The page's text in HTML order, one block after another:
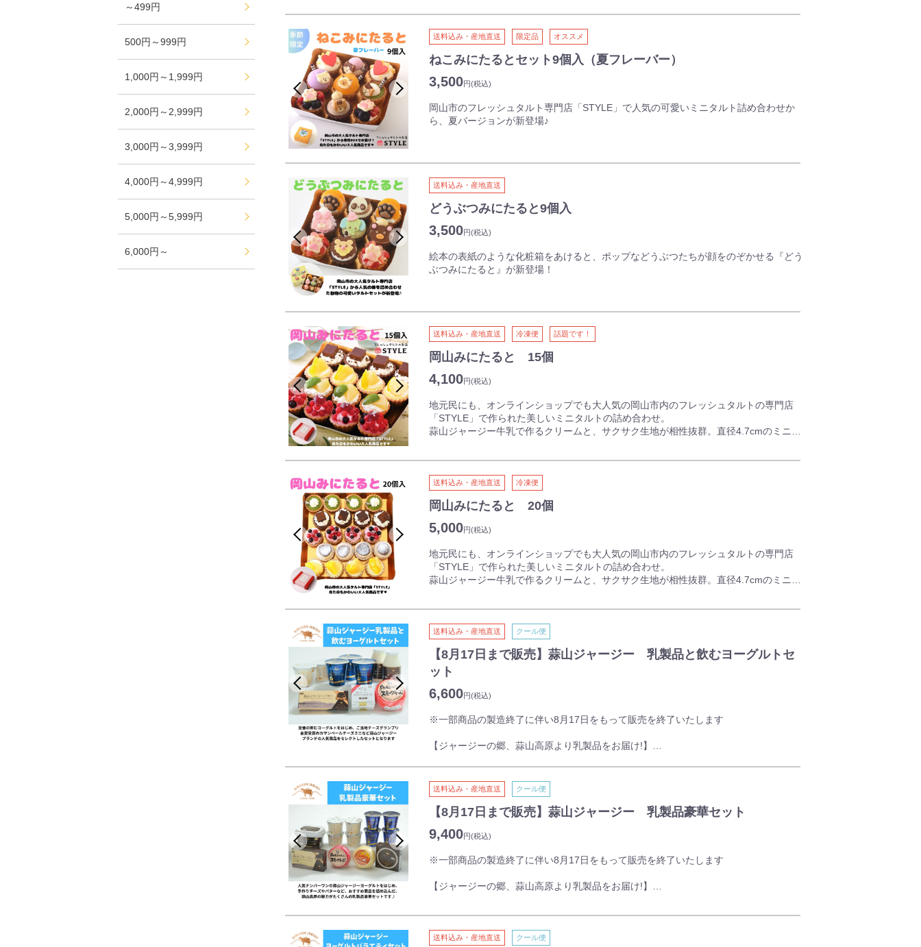
～499円
500円～999円
1,000円～1,999円
2,000円～2,999円
3,000円～3,999円
4,000円～4,999円
5,000円～5,999円
6,000円～
※蓋をあけたままにしますと湿気により飴がとけることがございますのでご注意くださ
い。
送料込み・産地直送 限定品 オススメ
ねこみにたるとセット9個入（夏フレーバー）
3,500円(税込)
岡山市のフレッシュタルト専門店「STYLE」で人気の可愛いミニタルト詰め合わせか
ら、夏バージョンが新登場♪
小さいながらも特徴のあるミニタルトをぜひご賞味下さい！
サクっと軽いタルト生地が特徴です。オリジナル製法のコーティングを行うことでサク
サク食感を保っています。
また、クリームは蒜山ジャージー牛乳を使用したコクのあるホワイトカスタードクリー
ムに低脂肪の生クリームを合わせることで、食材の味を引き立てるオリジナルクリーム
となっています。
送料込み・産地直送
どうぶつみにたると9個入
3,500円(税込)
絵本の表紙のような化粧箱をあけると、ポップなどうぶつたちが顔をのぞかせる『どう
ぶつみにたると』が新登場！
タルトに肉球チョコをトッピングし詰め合わせた動物の可愛いタルトセットができあが
どうぶつみにたると専用の化粧箱でお届けします。
▼タルトについて
通常のタルトで使用するダマンド生地は使用せず、サクっと軽いタルト生地が特徴で
す。オリジナル製法のコーティングを行うことでサクサク食感を保っています。
▼クリームについて
リームを合わせることで、食材の味を引き立てるオリジナルクリームとなっています。
▼包装について
製造後に急速冷凍で美味しさを閉じ込め、真空フィルム包装でお届けします。
開封後は冷蔵庫で半日程度（家庭用冷蔵庫の性能により多少前後しますが約12時間）
▼みにたると商品内容
・チョコ＆マカダミアナッツ(くま)
いマカダミアナッツをトッピングしました。マカダミアナッツとココア生地タルトの合
・ピスタチオクリーム(ぞう)
オリジナルジャージークリームにピスタチオを練りこみ風味豊かに仕上げたクリームで
す。
・キャラメルクリーム(ライオン)
とも相性抜群です。
・いちごクリーム(うさぎ)
いちご果汁を加えたホイップクリームのふわっとやさしい食感とタルトのサクサク感を
・チョコ＆ジャージークリーム(ぱんだ)
蒜山ジャージー牛乳を使用したオリジナルジャージークリームと、クーベルチュールチ
ョコ使用の生チョコクリームの贅沢な二層クリームです。
・いちご(白肉球)
蒜山ジャージー牛乳を使用したオリジナルジャージークリームに、甘酸っぱいダイスカ
ットのイチゴを余すところなくふんだんに乗せました。
ャージークリームの相性がよいタルトです。
送料込み・産地直送 冷凍便 話題です！
岡山みにたると 15個
4,100円(税込)
地元民にも、オンラインショップでも大人気の岡山市内のフレッシュタルトの専門店
「STYLE」で作られた美しいミニタルトの詰め合わせ。
蒜山ジャージー牛乳で作るクリームと、サクサク生地が相性抜群。直径4.7cmのミニタ
4種の味わいをごゆっくりお楽しみください。
※冷凍状態で発送致します。
冷蔵庫で自然解凍後、当日中にお召し上がりください。
送料込み・産地直送 冷凍便
岡山みにたると 20個
5,000円(税込)
地元民にも、オンラインショップでも大人気の岡山市内のフレッシュタルトの専門店
「STYLE」で作られた美しいミニタルトの詰め合わせ。
蒜山ジャージー牛乳で作るクリームと、サクサク生地が相性抜群。直径4.7cmのミニタ
冷蔵庫で自然解凍後、当日中にお召し上がりください。
送料込み・産地直送 クール便
【8月17日まで販売】蒜山ジャージー 乳製品と飲むヨーグルトセ
ット
6,600円(税込)
※一部商品の製造終了に伴い8月17日をもって販売を終了いたします
【ジャージーの郷、蒜山高原より乳製品をお届け!】
した乳製品の詰合せです。
保存料・安定剤は一切使用しておりませんので、小さなお子様にも安心して食べていた
だくことができ、濃厚なジャージー乳のヨーグルトを堪能していただけるギフトセット
お土産、贈り物等にどうぞご利用ください。
飲むヨーグルトやカマンベールチーズミニなど人気商品をセレクトしたセットとなりま
送料込み・産地直送 クール便
【8月17日まで販売】蒜山ジャージー 乳製品豪華セット
9,400円(税込)
※一部商品の製造終了に伴い8月17日をもって販売を終了いたします
【ジャージーの郷、蒜山高原より乳製品をお届け!】
保存料・安定剤は一切使用しておりませんので、小さなお子様にも安心して食べていた
送料込み・産地直送 クール便